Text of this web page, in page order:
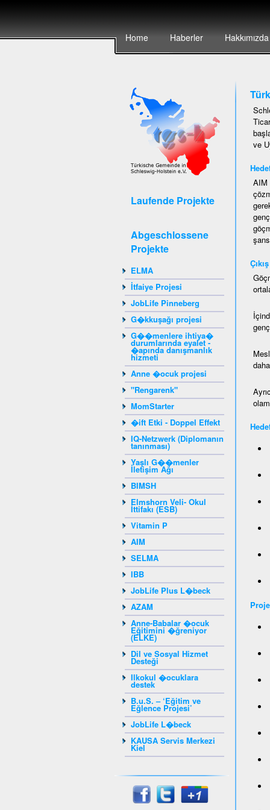
Home Haberler Hakkımızda
Laufende Projekte
Abgeschlossene
Projekte
ELMA
İtfaiye Projesi
JobLife Pinneberg
G�kkuşağı projesi
G��menlere ihtiya�
durumlarında eyalet -
�apında danışmanlık
hizmeti
Anne �ocuk projesi
"Rengarenk"
MomStarter
�ift Etki - Doppel Effekt
IQ-Netzwerk (Diplomanın
tanınması)
Yaşlı G��menler
İletişim Ağı
BIMSH
Elmshorn Veli- Okul
İttifakı (ESB)
Vitamin P
AIM
SELMA
IBB
JobLife Plus L�beck
AZAM
Anne-Babalar �ocuk
Eğitimini �ğreniyor
(ELKE)
Dil ve Sosyal Hizmet
Desteği
Ilkokul �ocuklara
destek
B.u.S. – ‘Eğitim ve
Eğlence Projesi’
JobLife L�beck
KAUSA Servis Merkezi
Kiel
ve
AIM
Ç